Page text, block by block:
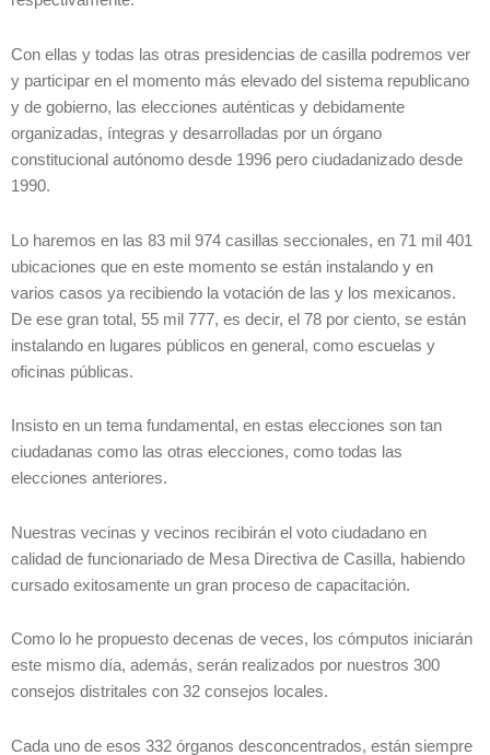
Con ellas y todas las otras presidencias de casilla podremos ver
y participar en el momento más elevado del sistema republicano
y de gobierno, las elecciones auténticas y debidamente
organizadas, íntegras y desarrolladas por un órgano
constitucional autónomo desde 1996 pero ciudadanizado desde
1990.
Lo haremos en las 83 mil 974 casillas seccionales, en 71 mil 401
ubicaciones que en este momento se están instalando y en
varios casos ya recibiendo la votación de las y los mexicanos.
De ese gran total, 55 mil 777, es decir, el 78 por ciento, se están
instalando en lugares públicos en general, como escuelas y
oficinas públicas.
Insisto en un tema fundamental, en estas elecciones son tan
ciudadanas como las otras elecciones, como todas las
elecciones anteriores.
Nuestras vecinas y vecinos recibirán el voto ciudadano en
calidad de funcionariado de Mesa Directiva de Casilla, habiendo
cursado exitosamente un gran proceso de capacitación.
Como lo he propuesto decenas de veces, los cómputos iniciarán
este mismo día, además, serán realizados por nuestros 300
consejos distritales con 32 consejos locales.
Cada uno de esos 332 órganos desconcentrados, están siempre